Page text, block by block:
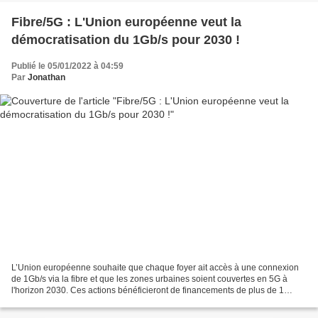
Fibre/5G : L'Union européenne veut la
démocratisation du 1Gb/s pour 2030 !
Publié le 05/01/2022 à 04:59
Par Jonathan
L’Union européenne souhaite que chaque foyer ait accès à une connexion
de 1Gb/s via la fibre et que les zones urbaines soient couvertes en 5G à
l'horizon 2030. Ces actions bénéficieront de financements de plus de 1